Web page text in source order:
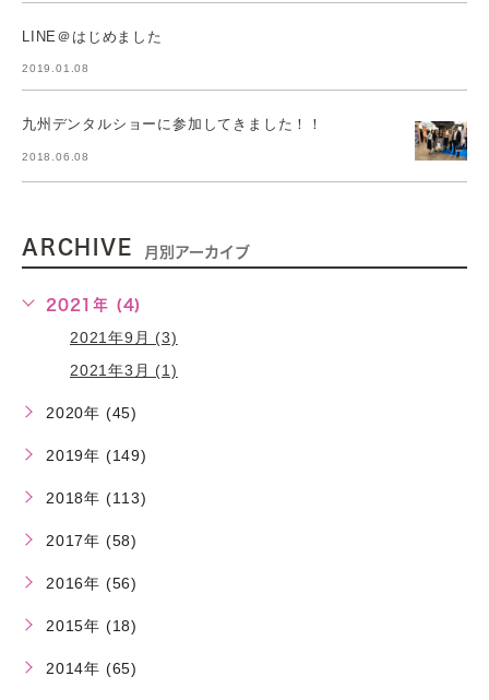
LINE＠はじめました
2019.01.08
九州デンタルショーに参加してきました！！
2018.06.08
ARCHIVE 月別アーカイブ
2021年 (4)
2021年9月 (3)
2021年3月 (1)
2020年 (45)
2019年 (149)
2018年 (113)
2017年 (58)
2016年 (56)
2015年 (18)
2014年 (65)